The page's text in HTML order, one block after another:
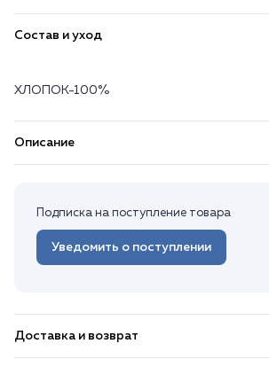
Состав и уход
ХЛОПОК-100%
Описание
Подписка на поступление товара
Уведомить о поступлении
Доставка и возврат